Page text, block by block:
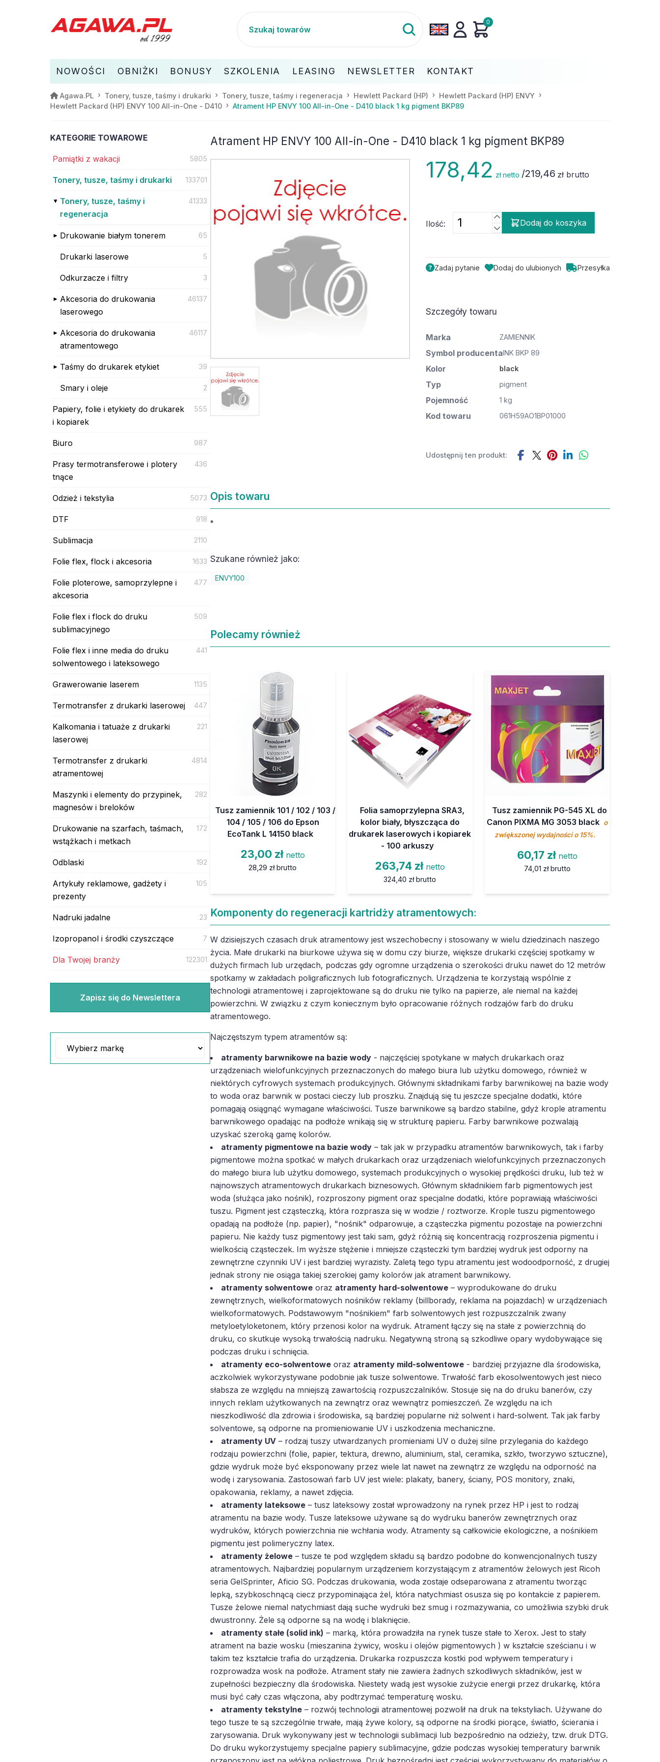
0
NOWOŚCI OBNIŻKI BONUSY SZKOLENIA LEASING NEWSLETTER KONTAKT
Agawa.PL Tonery, tusze, taśmy i drukarki Tonery, tusze, taśmy i regeneracja Hewlett Packard (HP)
Hewlett Packard (HP) ENVY
Hewlett Packard (HP) ENVY 100 All-in-One - D410
Atrament HP ENVY 100 All-in-One - D410 black 1 kg pigment BKP89
KATEGORIE TOWAROWE
Pamiątki z wakacji 5805
Tonery, tusze, taśmy i drukarki 133701
Tonery, tusze, taśmy i
regeneracja
41333
Drukowanie białym tonerem 65
Drukarki laserowe 5
Odkurzacze i filtry 3
Akcesoria do drukowania
laserowego
46137
Akcesoria do drukowania
atramentowego
46117
Taśmy do drukarek etykiet 39
Smary i oleje 2
Papiery, folie i etykiety do drukarek
i kopiarek
555
Biuro 987
Prasy termotransferowe i plotery
tnące
436
Odzież i tekstylia 5073
DTF 918
Sublimacja 2110
Folie flex, flock i akcesoria 1633
Folie ploterowe, samoprzylepne i
akcesoria
477
Folie flex i flock do druku
sublimacyjnego
509
Folie flex i inne media do druku
solwentowego i lateksowego
441
Grawerowanie laserem 1135
Termotransfer z drukarki laserowej 447
Kalkomania i tatuaże z drukarki
laserowej
221
Termotransfer z drukarki
atramentowej
4814
Maszynki i elementy do przypinek,
magnesów i breloków
282
Drukowanie na szarfach, taśmach,
wstążkach i metkach
172
Odblaski 192
Artykuły reklamowe, gadżety i
prezenty
105
Nadruki jadalne 23
Izopropanol i środki czyszczące 7
Dla Twojej branży 122301
Zapisz się do Newslettera
Atrament HP ENVY 100 All-in-One - D410 black 1 kg pigment BKP89
178,42 zł netto /219,46 zł brutto
Ilość: Dodaj do koszyka
Zadaj pytanie Dodaj do ulubionych Przesyłka
Szczegóły towaru
Marka ZAMIENNIK
Symbol producentaINK BKP 89
Kolor black
Typ pigment
Pojemność 1 kg
Kod towaru 061H59AO1BP01000
Udostępnij ten produkt:
Opis towaru
*
Szukane również jako:
ENVY100
Polecamy również
Tusz zamiennik 101 / 102 / 103 /
104 / 105 / 106 do Epson
EcoTank L 14150 black
23,00 zł netto
28,29 zł brutto
Folia samoprzylepna SRA3,
kolor biały, błyszcząca do
drukarek laserowych i kopiarek
- 100 arkuszy
263,74 zł netto
324,40 zł brutto
Tusz zamiennik PG-545 XL do
Canon PIXMA MG 3053 black o
zwiększonej wydajności o 15%.
60,17 zł netto
74,01 zł brutto
Komponenty do regeneracji kartridży atramentowych:
W dzisiejszych czasach druk atramentowy jest wszechobecny i stosowany w wielu dziedzinach naszego
życia. Małe drukarki na biurkowe używa się w domu czy biurze, większe drukarki częściej spotkamy w
dużych firmach lub urzędach, podczas gdy ogromne urządzenia o szerokości druku nawet do 12 metrów
spotkamy w zakładach poligraficznych lub fotograficznych. Urządzenia te korzystają wspólnie z
technologii atramentowej i zaprojektowane są do druku nie tylko na papierze, ale niemal na każdej
powierzchni. W związku z czym koniecznym było opracowanie różnych rodzajów farb do druku
atramentowego.
Najczęstszym typem atramentów są:
atramenty barwnikowe na bazie wody- najczęściej spotykane w małych drukarkach oraz
urządzeniach wielofunkcyjnych przeznaczonych do małego biura lub użytku domowego, również w
niektórych cyfrowych systemach produkcyjnych. Głównymi składnikami farby barwnikowej na bazie wody
to woda oraz barwnik w postaci cieczy lub proszku. Znajdują się tu jeszcze specjalne dodatki, które
pomagają osiągnąć wymagane właściwości. Tusze barwnikowe są bardzo stabilne, gdyż krople atramentu
barwnikowego opadając na podłoże wnikają się w strukturę papieru. Farby barwnikowe pozwalają
uzyskać szeroką gamę kolorów.
atramenty pigmentowe na bazie wody– tak jak w przypadku atramentów barwnikowych, tak i farby
pigmentowe można spotkać w małych drukarkach oraz urządzeniach wielofunkcyjnych przeznaczonych
do małego biura lub użytku domowego, systemach produkcyjnych o wysokiej prędkości druku, lub też w
najnowszych atramentowych drukarkach biznesowych. Głównym składnikiem farb pigmentowych jest
woda (służąca jako nośnik), rozproszony pigment oraz specjalne dodatki, które poprawiają właściwości
tuszu. Pigment jest cząsteczką, która rozprasza się w wodzie / roztworze. Krople tuszu pigmentowego
opadają na podłoże (np. papier), "nośnik" odparowuje, a cząsteczka pigmentu pozostaje na powierzchni
papieru. Nie każdy tusz pigmentowy jest taki sam, gdyż różnią się koncentracją rozproszenia pigmentu i
wielkością cząsteczek. Im wyższe stężenie i mniejsze cząsteczki tym bardziej wydruk jest odporny na
zewnętrzne czynniki UV i jest bardziej wyrazisty. Zaletą tego typu atramentu jest wodoodporność, z drugiej
jednak strony nie osiąga takiej szerokiej gamy kolorów jak atrament barwnikowy.
atramenty solwentoweoraz atramenty hard-solwentowe– wyprodukowane do druku
zewnętrznych, wielkoformatowych nośników reklamy (billborady, reklama na pojazdach) w urządzeniach
wielkoformatowych. Podstawowym "nośnikiem" farb solwentowych jest rozpuszczalnik zwany
metyloetyloketonem, który przenosi kolor na wydruk. Atrament łączy się na stałe z powierzchnią do
druku, co skutkuje wysoką trwałością nadruku. Negatywną stroną są szkodliwe opary wydobywające się
podczas druku i schnięcia.
atramenty eco-solwentoweoraz atramenty mild-solwentowe- bardziej przyjazne dla środowiska,
aczkolwiek wykorzystywane podobnie jak tusze solwentowe. Trwałość farb ekosolwentowych jest nieco
słabsza ze względu na mniejszą zawartością rozpuszczalników. Stosuje się na do druku banerów, czy
innych reklam użytkowanych na zewnątrz oraz wewnątrz pomieszczeń. Ze względu na ich
nieszkodliwość dla zdrowia i środowiska, są bardziej popularne niż solwent i hard-solwent. Tak jak farby
solventowe, są odporne na promieniowanie UV i uszkodzenia mechaniczne.
atramenty UV– rodzaj tuszy utwardzanych promieniami UV o dużej silne przylegania do każdego
rodzaju powierzchni (folie, papier, tektura, drewno, aluminium, stal, ceramika, szkło, tworzywo sztuczne),
gdzie wydruk może być eksponowany przez wiele lat nawet na zewnątrz ze względu na odporność na
wodę i zarysowania. Zastosowań farb UV jest wiele: plakaty, banery, ściany, POS monitory, znaki,
opakowania, reklamy, a nawet zdjęcia.
atramenty lateksowe– tusz lateksowy został wprowadzony na rynek przez HP i jest to rodzaj
atramentu na bazie wody. Tusze lateksowe używane są do wydruku banerów zewnętrznych oraz
wydruków, których powierzchnia nie wchłania wody. Atramenty są całkowicie ekologiczne, a nośnikiem
pigmentu jest polimeryczny latex.
atramenty żelowe– tusze te pod względem składu są bardzo podobne do konwencjonalnych tuszy
atramentowych. Najbardziej popularnym urządzeniem korzystającym z atramentów żelowych jest Ricoh
seria GelSprinter, Aficio SG. Podczas drukowania, woda zostaje odseparowana z atramentu tworząc
lepką, szybkoschnącą ciecz przypominająca żel, która natychmiast osusza się po kontakcie z papierem.
Tusze żelowe niemal natychmiast dają suche wydruki bez smug i rozmazywania, co umożliwia szybki druk
dwustronny. Żele są odporne są na wodę i blaknięcie.
atramenty stałe (solid ink) – marką, która prowadziła na rynek tusze stałe to Xerox. Jest to stały
atrament na bazie wosku (mieszanina żywicy, wosku i olejów pigmentowych ) w kształcie sześcianu i w
takim tez kształcie trafia do urządzenia. Drukarka rozpuszcza kostki pod wpływem temperatury i
rozprowadza wosk na podłoże. Atrament stały nie zawiera żadnych szkodliwych składników, jest w
zupełności bezpieczny dla środowiska. Niestety wadą jest wysokie zużycie energii przez drukarkę, która
musi być cały czas włączona, aby podtrzymać temperaturę wosku.
atramenty tekstylne– rozwój technologii atramentowej pozwolił na druk na tekstyliach. Używane do
tego tusze te są szczególnie trwałe, mają żywe kolory, są odporne na środki piorące, światło, ścierania i
zarysowania. Druk wykonywany jest w technologii sublimacji lub bezpośrednio na odzieży, tzw. druk DTG.
Do druku wykorzystujemy specjalne papiery sublimacyjne, gdzie podczas wysokiej temperatury barwnik